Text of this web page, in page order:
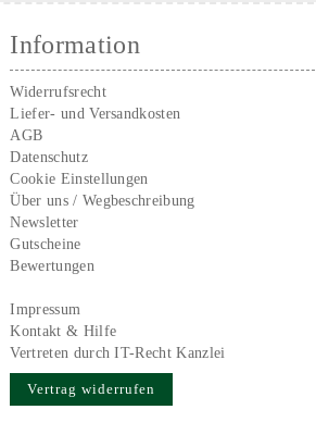
Information
Widerrufsrecht
Liefer- und Versandkosten
AGB
Datenschutz
Cookie Einstellungen
Über uns / Wegbeschreibung
Newsletter
Gutscheine
Bewertungen
Impressum
Kontakt & Hilfe
Vertreten durch IT-Recht Kanzlei
Vertrag widerrufen